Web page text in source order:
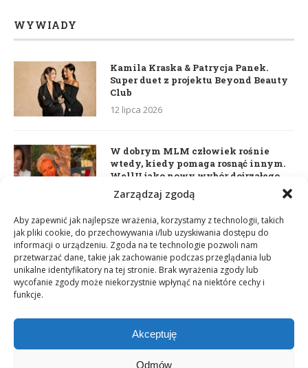
Zarządzaj zgodą
Aby zapewnić jak najlepsze wrażenia, korzystamy z technologii, takich
jak pliki cookie, do przechowywania i/lub uzyskiwania dostępu do
informacji o urządzeniu. Zgoda na te technologie pozwoli nam
przetwarzać dane, takie jak zachowanie podczas przeglądania lub
unikalne identyfikatory na tej stronie. Brak wyrażenia zgody lub
wycofanie zgody może niekorzystnie wpłynąć na niektóre cechy i
funkcje.
Akceptuję
Odmów
WYWIADY
Kamila Kraska & Patrycja Panek.
Super duet z projektu Beyond Beauty
Club
12 lipca 2026
W dobrym MLM człowiek rośnie
wtedy, kiedy pomaga rosnąć innym.
WellU jako nowy wybór dojrzałego
lidera
Daria Dudzik. Kocham Cię
17 kwietnia 2026